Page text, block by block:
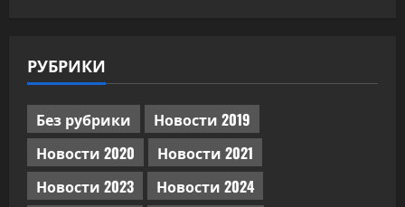
РУБРИКИ
Без рубрики
Новости 2019
Новости 2020
Новости 2021
Новости 2023
Новости 2024